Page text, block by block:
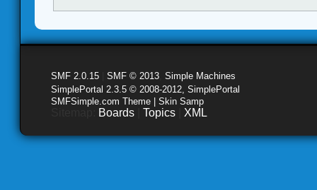
SMF 2.0.15 SMF © 2013 Simple Machines
SimplePortal 2.3.5 © 2008-2012, SimplePortal
SMFSimple.com Theme | Skin Samp
Boards Topics XML